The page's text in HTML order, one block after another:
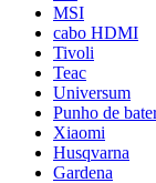
MSI
cabo HDMI
Tivoli
Teac
Universum
Punho de
Xiaomi
Husqvarna
Gardena